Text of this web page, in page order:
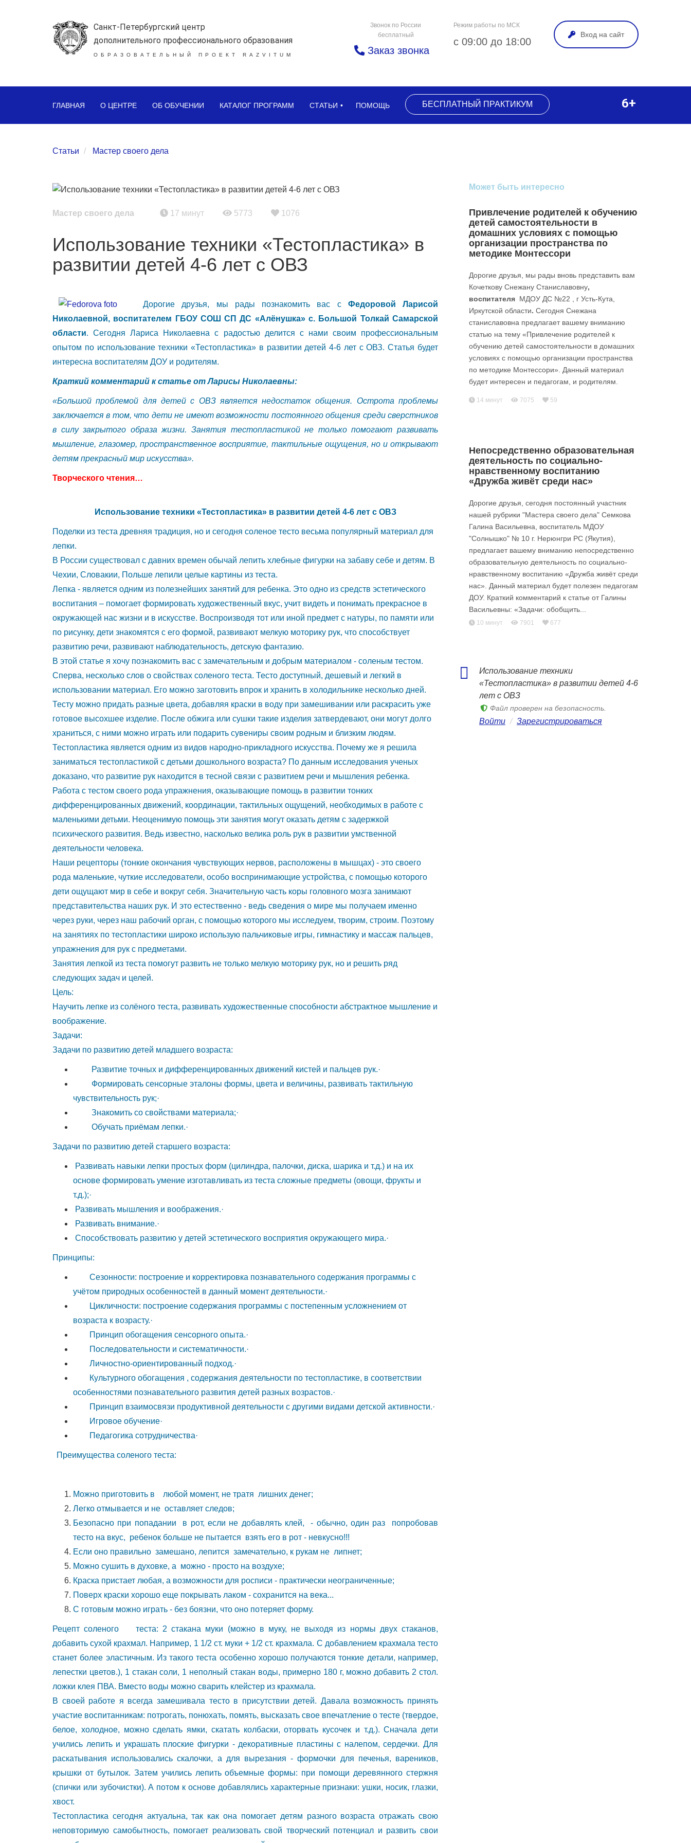
Санкт-Петербургский центр
дополнительного профессионального образования
ОБРАЗОВАТЕЛЬНЫЙ ПРОЕКТ RAZVITUM
Звонок по России
бесплатный
Заказ звонка
Режим работы по МСК
с 09:00 до 18:00
Вход на сайт
ГЛАВНАЯ О ЦЕНТРЕ ОБ ОБУЧЕНИИ КАТАЛОГ ПРОГРАММ СТАТЬИ ПОМОЩЬ БЕСПЛАТНЫЙ ПРАКТИКУМ 6+
Статьи Мастер своего дела
Мастер своего дела 17 минут 5773 1076
Использование техники «Тестопластика» в
развитии детей 4-6 лет с ОВЗ
Дорогие друзья, мы рады познакомить вас с Федоровой Ларисой
Николаевной, воспитателем ГБОУ СОШ СП ДС «Алёнушка» с. Большой Толкай Самарской
области. Сегодня Лариса Николаевна с радостью делится с нами своим профессиональным
опытом по использование техники «Тестопластика» в развитии детей 4-6 лет с ОВЗ. Статья будет
интересна воспитателям ДОУ и родителям.
Краткий комментарий к статье от Ларисы Николаевны:
«Большой проблемой для детей с ОВЗ является недостаток общения. Острота проблемы
заключается в том, что дети не имеют возможности постоянного общения среди сверстников
в силу закрытого образа жизни. Занятия тестопластикой не только помогают развивать
мышление, глазомер, пространственное восприятие, тактильные ощущения, но и открывают
детям прекрасный мир искусства».
Творческого чтения…
Использование техники «Тестопластика» в развитии детей 4-6 лет с ОВЗ
Поделки из теста древняя традиция, но и сегодня соленое тесто весьма популярный материал для
лепки.
В России существовал с давних времен обычай лепить хлебные фигурки на забаву себе и детям. В
Чехии, Словакии, Польше лепили целые картины из теста.
Лепка - является одним из полезнейших занятий для ребенка. Это одно из средств эстетического
воспитания – помогает формировать художественный вкус, учит видеть и понимать прекрасное в
окружающей нас жизни и в искусстве. Воспроизводя тот или иной предмет с натуры, по памяти или
по рисунку, дети знакомятся с его формой, развивают мелкую моторику рук, что способствует
развитию речи, развивают наблюдательность, детскую фантазию.
В этой статье я хочу познакомить вас с замечательным и добрым материалом - соленым тестом.
Сперва, несколько слов о свойствах соленого теста. Тесто доступный, дешевый и легкий в
использовании материал. Его можно заготовить впрок и хранить в холодильнике несколько дней.
Тесту можно придать разные цвета, добавляя краски в воду при замешивании или раскрасить уже
готовое высохшее изделие. После обжига или сушки такие изделия затвердевают, они могут долго
храниться, с ними можно играть или подарить сувениры своим родным и близким людям.
Тестопластика является одним из видов народно-прикладного искусства. Почему же я решила
заниматься тестопластикой с детьми дошкольного возраста? По данным исследования ученых
доказано, что развитие рук находится в тесной связи с развитием речи и мышления ребенка.
Работа с тестом своего рода упражнения, оказывающие помощь в развитии тонких
дифференцированных движений, координации, тактильных ощущений, необходимых в работе с
маленькими детьми. Неоценимую помощь эти занятия могут оказать детям с задержкой
психического развития. Ведь известно, насколько велика роль рук в развитии умственной
деятельности человека.
Наши рецепторы (тонкие окончания чувствующих нервов, расположены в мышцах) - это своего
рода маленькие, чуткие исследователи, особо воспринимающие устройства, с помощью которого
дети ощущают мир в себе и вокруг себя. Значительную часть коры головного мозга занимают
представительства наших рук. И это естественно - ведь сведения о мире мы получаем именно
через руки, через наш рабочий орган, с помощью которого мы исследуем, творим, строим. Поэтому
на занятиях по тестопластики широко использую пальчиковые игры, гимнастику и массаж пальцев,
упражнения для рук с предметами.
Занятия лепкой из теста помогут развить не только мелкую моторику рук, но и решить ряд
следующих задач и целей.
Цель:
Научить лепке из солёного теста, развивать художественные способности абстрактное мышление и
воображение.
Задачи:
Задачи по развитию детей младшего возраста:
Развитие точных и дифференцированных движений кистей и пальцев рук.·
Формировать сенсорные эталоны формы, цвета и величины, развивать тактильную
чувствительность рук;·
Знакомить со свойствами материала;·
Обучать приёмам лепки.·
Задачи по развитию детей старшего возраста:
Развивать навыки лепки простых форм (цилиндра, палочки, диска, шарика и т.д.) и на их
основе формировать умение изготавливать из теста сложные предметы (овощи, фрукты и
т.д.);·
Развивать мышления и воображения.·
Развивать внимание.·
Способствовать развитию у детей эстетического восприятия окружающего мира.·
Принципы:
Сезонности: построение и корректировка познавательного содержания программы с
учётом природных особенностей в данный момент деятельности.·
Цикличности: построение содержания программы с постепенным усложнением от
возраста к возрасту.·
Принцип обогащения сенсорного опыта.·
Последовательности и систематичности.·
Личностно-ориентированный подход.·
Культурного обогащения , содержания деятельности по тестопластике, в соответствии
особенностями познавательного развития детей разных возрастов.·
Принцип взаимосвязи продуктивной деятельности с другими видами детской активности.·
Игровое обучение·
Педагогика сотрудничества·
Преимущества соленого теста:
Можно приготовить в любой момент, не тратя лишних денег;
Легко отмывается и не оставляет следов;
Безопасно при попадании в рот, если не добавлять клей, - обычно, один раз попробовав
тесто на вкус, ребенок больше не пытается взять его в рот - невкусно!!!
Если оно правильно замешано, лепится замечательно, к рукам не липнет;
Можно сушить в духовке, а можно - просто на воздухе;
Краска пристает любая, а возможности для росписи - практически неограниченные;
Поверх краски хорошо еще покрывать лаком - сохранится на века...
С готовым можно играть - без боязни, что оно потеряет форму.
Рецепт соленого теста: 2 стакана муки (можно в муку, не выходя из нормы двух стаканов,
добавить сухой крахмал. Например, 1 1/2 ст. муки + 1/2 ст. крахмала. С добавлением крахмала тесто
станет более эластичным. Из такого теста особенно хорошо получаются тонкие детали, например,
лепестки цветов.), 1 стакан соли, 1 неполный стакан воды, примерно 180 г, можно добавить 2 стол.
ложки клея ПВА. Вместо воды можно сварить клейстер из крахмала.
В своей работе я всегда замешивала тесто в присутствии детей. Давала возможность принять
участие воспитанникам: потрогать, понюхать, помять, высказать свое впечатление о тесте (твердое,
белое, холодное, можно сделать ямки, скатать колбаски, оторвать кусочек и т.д.). Сначала дети
учились лепить и украшать плоские фигурки - декоративные пластины с налепом, сердечки. Для
раскатывания использовались скалочки, а для вырезания - формочки для печенья, вареников,
крышки от бутылок. Затем учились лепить объемные формы: при помощи деревянного стержня
(спички или зубочистки). А потом к основе добавлялись характерные признаки: ушки, носик, глазки,
хвост.
Тестопластика сегодня актуальна, так как она помогает детям разного возраста отражать свою
неповторимую самобытность, помогает реализовать свой творческий потенциал и развить свои
традиция,
соленое
лепки.
России
существовал
давних
хлебные
фигурки
забаву
детям.
Чехии,
лепили
Лепка -
является
одним
полезнейших
занятий
ребенка.
средств
эстетического
воспитания
помогает
формировать
художественный
понимать
прекрасное
окружающей
искусстве.
развивают
способствует
развитию
развивают
наблюдательность,
фантазию.
статье
познакомить
замечательным
Может быть интересно
Привлечение родителей к обучению
детей самостоятельности в
домашних условиях с помощью
организации пространства по
методике Монтессори
Дорогие друзья, мы рады вновь представить вам
Кочеткову Снежану Станиславовну,
воспитателя МДОУ ДС №22 , г Усть-Кута,
Иркутской области. Сегодня Снежана
станиславовна предлагает вашему вниманию
статью на тему «Привлечение родителей к
обучению детей самостоятельности в домашних
условиях с помощью организации пространства
по методике Монтессори». Данный материал
будет интересен и педагогам, и родителям.
14 минут 7075 59
Непосредственно образовательная
деятельность по социально-
нравственному воспитанию
«Дружба живёт среди нас»
Дорогие друзья, сегодня постоянный участник
нашей рубрики "Мастера своего дела" Семкова
Галина Васильевна, воспитатель МДОУ
"Солнышко" № 10 г. Нерюнгри РС (Якутия),
предлагает вашему вниманию непосредственно
образовательную деятельность по социально-
нравственному воспитанию «Дружба живёт среди
нас». Данный материал будет полезен педагогам
ДОУ. Краткий комментарий к статье от Галины
Васильевны: «Задачи: обобщить...
10 минут 7901 677
Использование техники
«Тестопластика» в развитии детей 4-6
лет с ОВЗ
Файл проверен на безопасность.
Войти / Зарегистрироваться